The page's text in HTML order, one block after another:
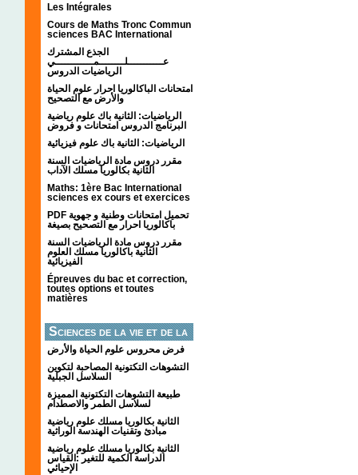
Les Intégrales
Cours de Maths Tronc Commun
sciences BAC International
الجذع المشترك
عـــــــــــلــــــــمــــــــــــي
الرياضيات الدروس
امتحانات الباكالوريا احرار علوم الحياة
والأرض مع التصحيح
الرياضيات: الثانية باك علوم رياضية
البرنامج الدروس امتحانات و فروض
الرياضيات: الثانية باك علوم فيزيائية
مقرر دروس مادة الرياضيات السنة
الثانية بكالوريا مسلك الآداب
Maths: 1ère Bac International
sciences ex cours et exercices
PDF تحميل امتحانات وطنية و جهوية
باكالوريا احرار مع التصحيح بصيغة
مقرر دروس مادة الرياضيات السنة
الثانية باكالوريا مسلك العلوم
الفيزيائية
Épreuves du bac et correction,
toutes options et toutes
matières
Sciences de la vie et de la
terre
فرض محروس علوم الحياة والأرض
التشوهات التكتونیة المصاحبة لتكوین
السلاسل الجبلیة
طبيعة التشوهات التكتونية المميزة
لسلاسل الطمر والاصطدام
الثانية بكالوريا مسلك علوم رياضية
مبادئ وتقنيات الهندسة الوراثية
الثانية بكالوريا مسلك علوم رياضية
الدراسة الكمية للتغير :القياس
الإحيائي